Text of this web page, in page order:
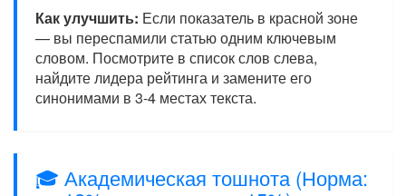
Как улучшить: Если показатель в красной зоне
— вы переспамили статью одним ключевым
словом. Посмотрите в список слов слева,
найдите лидера рейтинга и замените его
синонимами в 3-4 местах текста.
🎓 Академическая тошнота (Норма: